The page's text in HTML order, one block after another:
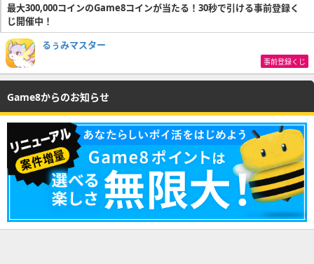
最大300,000コインのGame8コインが当たる！30秒で引ける事前登録く
じ開催中！
るぅみマスター
事前登録くじ
Game8からのお知らせ